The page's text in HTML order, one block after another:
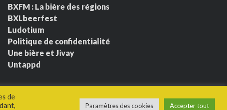
BXFM : La bière des régions
BXLbeerfest
Ludotium
Politique de confidentialité
Une bière et Jivay
Untappd
de
Paramètres des cookies Accepter tout